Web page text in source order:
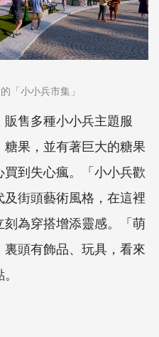
「小小兵市集」
售多種小小兵主題服
果，並有著巨大的糖果
到失心瘋。「小小兵歡
街頭藝術風格，在這裡
為穿搭增添靈感。「萌
頭有飾品、玩具，看來